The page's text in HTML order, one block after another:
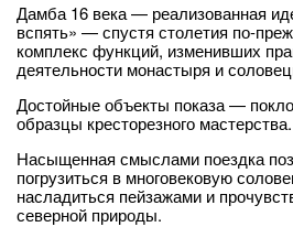
Дамба 16 века — реализованная
вспять» — спустя столетия по-
комплекс функций, изменивших
деятельности монастыря и
Достойные объекты показа —
образцы кресторезного мастерства.
Насыщенная смыслами поездка
погрузиться в многовековую
насладиться пейзажами и
северной природы.